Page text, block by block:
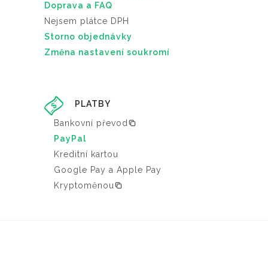
Doprava a FAQ
Nejsem plátce DPH
Storno objednávky
Změna nastavení soukromí
PLATBY
Bankovní převod
PayPal
Kreditní kartou
Google Pay a Apple Pay
Kryptoměnou